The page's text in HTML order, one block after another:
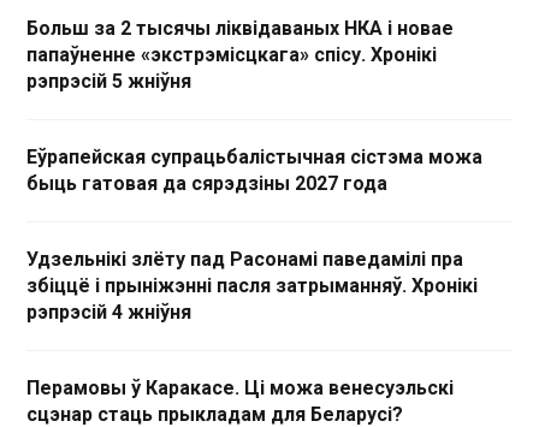
Больш за 2 тысячы ліквідаваных НКА і новае
папаўненне «экстрэмісцкага» спісу. Хронікі
рэпрэсій 5 жніўня
Еўрапейская супрацьбалістычная сістэма можа
быць гатовая да сярэдзіны 2027 года
Удзельнікі злёту пад Расонамі паведамілі пра
збіццё і прыніжэнні пасля затрыманняў. Хронікі
рэпрэсій 4 жніўня
Перамовы ў Каракасе. Ці можа венесуэльскі
сцэнар стаць прыкладам для Беларусі?